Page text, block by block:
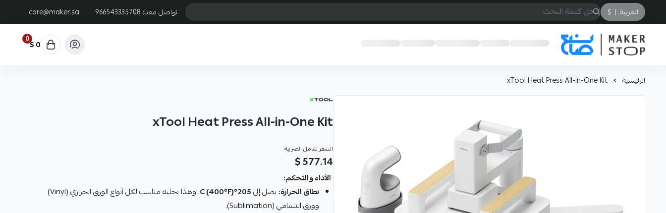
العربية |
$ تواصل معنا: 966543335708
care@maker.sa
صانع
0 0 $
الرئيسية xTool Heat Press All-in-One Kit
xTool Heat Press All-in-One Kit
السعر شامل الضريبة
577.14 $
الأداء والتحكم:
نطاق الحرارة: يصل إلى205°C (400°F)
، وهذا يخليه مناسب لكل أنواع الورق الحراري (Vinyl)
وورق التسامي (Sublimation).